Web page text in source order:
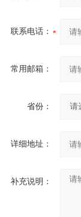
联系电话：
常用邮箱：
省份：
详细地址：
补充说明：